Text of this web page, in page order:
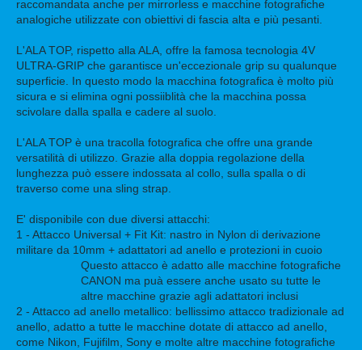
raccomandata anche per mirrorless e macchine fotografiche
analogiche utilizzate con obiettivi di fascia alta e più pesanti.
L'ALA TOP, rispetto alla ALA, offre la famosa tecnologia 4V
ULTRA-GRIP che garantisce un'eccezionale grip su qualunque
superficie. In questo modo la macchina fotografica è molto più
sicura e si elimina ogni possiiblità che la macchina possa
scivolare dalla spalla e cadere al suolo.
L'ALA TOP è una tracolla fotografica che offre una grande
versatilità di utilizzo. Grazie alla doppia regolazione della
lunghezza può essere indossata al collo, sulla spalla o di
traverso come una sling strap.
E' disponibile con due diversi attacchi:
1 - Attacco Universal + Fit Kit: nastro in Nylon di derivazione
militare da 10mm + adattatori ad anello e protezioni in cuoio
Questo attacco è adatto alle macchine fotografiche
CANON ma puà essere anche usato su tutte le
altre macchine grazie agli adattatori inclusi
2 - Attacco ad anello metallico: bellissimo attacco tradizionale ad
anello, adatto a tutte le macchine dotate di attacco ad anello,
come Nikon, Fujifilm, Sony e molte altre macchine fotografiche